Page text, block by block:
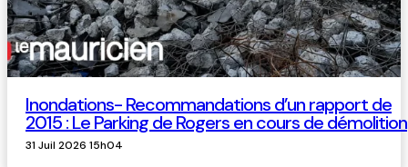
Inondations- Recommandations d’un rapport de
2015 : Le Parking de Rogers en cours de démolition
31 Juil 2026 15h04